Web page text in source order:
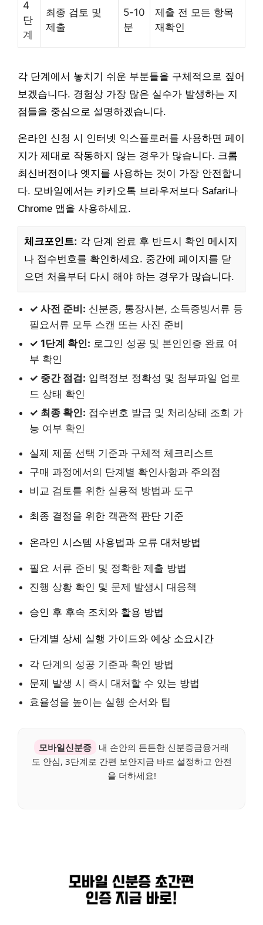
4
단
계
최종 검토 및
제출
5-10
분
제출 전 모든 항목
재확인
각 단계에서 놓치기 쉬운 부분들을 구체적으로 짚어
보겠습니다. 경험상 가장 많은 실수가 발생하는 지
점들을 중심으로 설명하겠습니다.
온라인 신청 시 인터넷 익스플로러를 사용하면 페이
지가 제대로 작동하지 않는 경우가 많습니다. 크롬
최신버전이나 엣지를 사용하는 것이 가장 안전합니
다. 모바일에서는 카카오톡 브라우저보다 Safari나
Chrome 앱을 사용하세요.
체크포인트: 각 단계 완료 후 반드시 확인 메시지
나 접수번호를 확인하세요. 중간에 페이지를 닫
으면 처음부터 다시 해야 하는 경우가 많습니다.
✓ 사전 준비: 신분증, 통장사본, 소득증빙서류 등
필요서류 모두 스캔 또는 사진 준비
✓ 1단계 확인: 로그인 성공 및 본인인증 완료 여
부 확인
✓ 중간 점검: 입력정보 정확성 및 첨부파일 업로
드 상태 확인
✓ 최종 확인: 접수번호 발급 및 처리상태 조회 가
능 여부 확인
실제 제품 선택 기준과 구체적 체크리스트
구매 과정에서의 단계별 확인사항과 주의점
비교 검토를 위한 실용적 방법과 도구
최종 결정을 위한 객관적 판단 기준
온라인 시스템 사용법과 오류 대처방법
필요 서류 준비 및 정확한 제출 방법
진행 상황 확인 및 문제 발생시 대응책
승인 후 후속 조치와 활용 방법
단계별 상세 실행 가이드와 예상 소요시간
각 단계의 성공 기준과 확인 방법
문제 발생 시 즉시 대처할 수 있는 방법
효율성을 높이는 실행 순서와 팁
모바일신분증
내 손안의 든든한 신분증금융거래
도 안심, 3단계로 간편 보안지금 바로 설정하고 안전
을 더하세요!